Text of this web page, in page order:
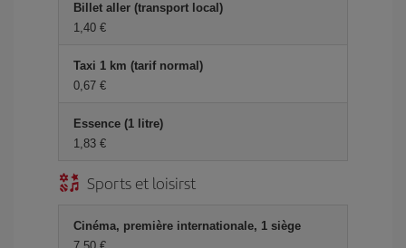
Billet aller (transport local)
1,40 €
Taxi 1 km (tarif normal)
0,67 €
Essence (1 litre)
1,83 €
Sports et loisirst
Cinéma, première internationale, 1 siège